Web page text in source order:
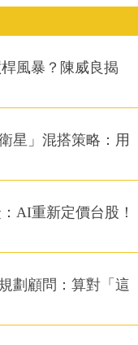
風暴？陳威良揭
星」混搭策略：用
AI重新定價台股！
劃顧問：算對「這